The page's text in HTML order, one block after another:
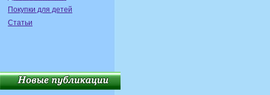
Покупки для детей
Статьи